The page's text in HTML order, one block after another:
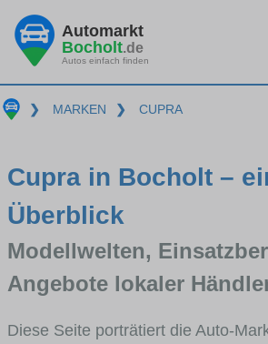
Automarkt
Bocholt.de
Autos einfach finden
❯ MARKEN ❯ CUPRA
Cupra in Bocholt –
Überblick
Modellwelten,
Angebote lokaler
Diese Seite porträtiert die Auto-